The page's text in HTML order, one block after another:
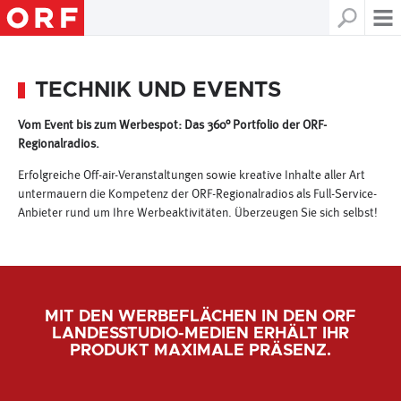
TECHNIK UND EVENTS
Vom Event bis zum Werbespot: Das 360° Portfolio der ORF-
Regionalradios.
Erfolgreiche Off-air-Veranstaltungen sowie kreative Inhalte aller Art
untermauern die Kompetenz der ORF-Regionalradios als Full-Service-
Anbieter rund um Ihre Werbeaktivitäten. Überzeugen Sie sich selbst!
MIT DEN WERBEFLÄCHEN IN DEN ORF
LANDESSTUDIO-MEDIEN ERHÄLT IHR
PRODUKT MAXIMALE PRÄSENZ.